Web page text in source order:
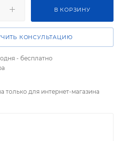
В КОРЗИНУ
КОНСУЛЬТАЦИЮ
- бесплатно
только для интернет-магазина